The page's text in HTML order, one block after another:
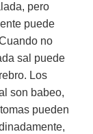
pero
puede
no
sal puede
Los
son babeo,
pueden